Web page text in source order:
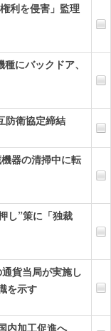
利を侵害」監理
にバックドア、
防衛協定締結
器の清掃中に転
し”策に「独裁
貨当局が実施し
を示す
内加工促進へ